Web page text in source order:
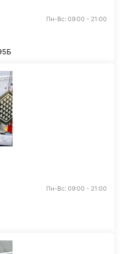
Пн-Вс: 09:00 - 21:00
Пн-Вс: 09:00 - 21:00